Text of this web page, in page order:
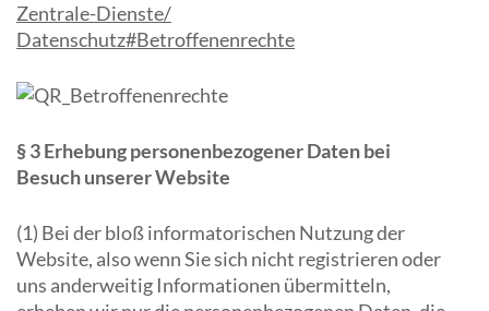
Zentrale-Dienste/
Datenschutz#Betroffenenrechte
§ 3 Erhebung personenbezogener Daten bei
Besuch unserer Website
(1) Bei der bloß informatorischen Nutzung der
Website, also wenn Sie sich nicht registrieren oder
uns anderweitig Informationen übermitteln,